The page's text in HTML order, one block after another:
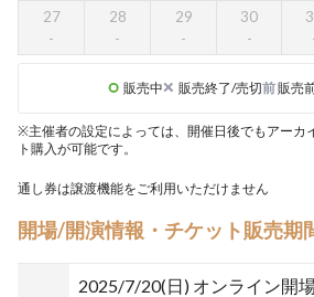
27 28 29 30
販売中 販売終了/売切前販売
※主催者の設定によっては、開催日後でもアーカ
ト購入が可能です。
通し券は譲渡機能をご利用いただけません
開場/開演情報・チケット販売期
2025/7/20(日) オンライン開